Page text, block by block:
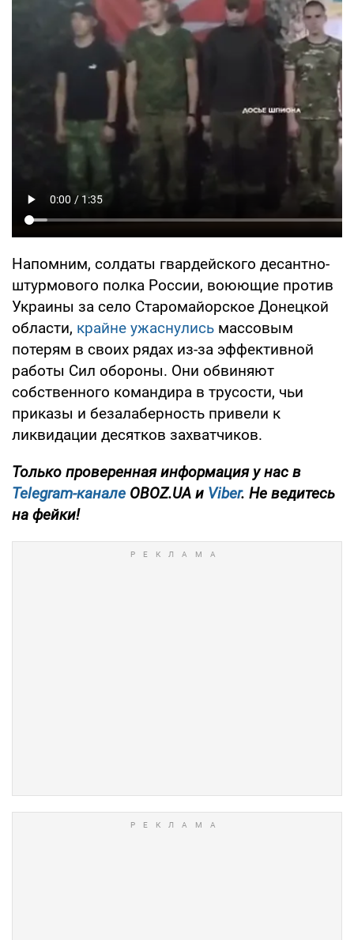
Напомним, солдаты гвардейского десантно-
штурмового полка России, воюющие против
Украины за село Старомайорское Донецкой
области, крайне ужаснулись массовым
потерям в своих рядах из-за эффективной
работы Сил обороны. Они обвиняют
собственного командира в трусости, чьи
приказы и безалаберность привели к
ликвидации десятков захватчиков.
Только проверенная информация у нас в
Telegram-канале OBOZ.UA и Viber. Не ведитесь
на фейки!